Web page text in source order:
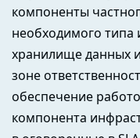
компоненты
необходимого типа
хранилище данных
зоне
обеспечение
компонента